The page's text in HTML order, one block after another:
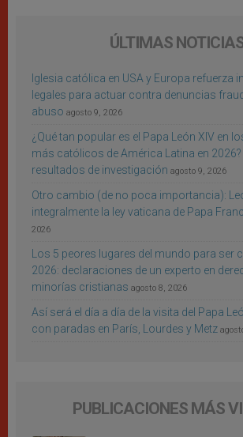
ÚLTIMAS
Iglesia católica en USA y Europa refuerza
legales para actuar contra denuncias
abuso agosto 9, 2026
¿Qué tan popular es el Papa León XIV en
más católicos de América Latina en
resultados de investigación agosto 9, 2026
Otro cambio (de no poca importancia):
integralmente la ley vaticana de Papa
2026
Los 5 peores lugares del mundo para ser
2026: declaraciones de un experto en
minorías cristianas agosto 8, 2026
Así será el día a día de la visita del Papa
con paradas en París, Lourdes y Metz
PUBLICACIONES MÁS